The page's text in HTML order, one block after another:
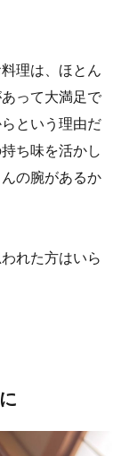
理は、ほとん
って大満足で
という理由だ
ち味を活かし
の腕があるか
れた方はいら